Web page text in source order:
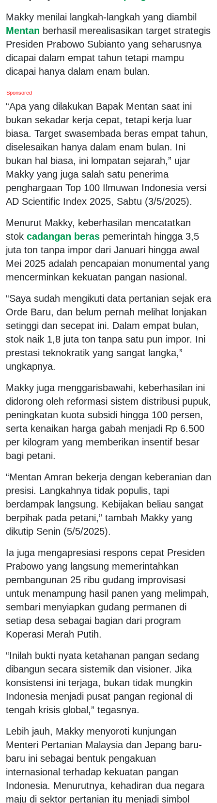
Makky menilai langkah-langkah yang diambil
Mentan berhasil merealisasikan target strategis
Presiden Prabowo Subianto yang seharusnya
dicapai dalam empat tahun tetapi mampu
dicapai hanya dalam enam bulan.
Sponsored
“Apa yang dilakukan Bapak Mentan saat ini
bukan sekadar kerja cepat, tetapi kerja luar
biasa. Target swasembada beras empat tahun,
diselesaikan hanya dalam enam bulan. Ini
bukan hal biasa, ini lompatan sejarah,” ujar
Makky yang juga salah satu penerima
penghargaan Top 100 Ilmuwan Indonesia versi
AD Scientific Index 2025, Sabtu (3/5/2025).
Menurut Makky, keberhasilan mencatatkan
stok cadangan beras pemerintah hingga 3,5
juta ton tanpa impor dari Januari hingga awal
Mei 2025 adalah pencapaian monumental yang
mencerminkan kekuatan pangan nasional.
“Saya sudah mengikuti data pertanian sejak era
Orde Baru, dan belum pernah melihat lonjakan
setinggi dan secepat ini. Dalam empat bulan,
stok naik 1,8 juta ton tanpa satu pun impor. Ini
prestasi teknokratik yang sangat langka,”
ungkapnya.
Makky juga menggarisbawahi, keberhasilan ini
didorong oleh reformasi sistem distribusi pupuk,
peningkatan kuota subsidi hingga 100 persen,
serta kenaikan harga gabah menjadi Rp 6.500
per kilogram yang memberikan insentif besar
bagi petani.
“Mentan Amran bekerja dengan keberanian dan
presisi. Langkahnya tidak populis, tapi
berdampak langsung. Kebijakan beliau sangat
berpihak pada petani,” tambah Makky yang
dikutip Senin (5/5/2025).
Ia juga mengapresiasi respons cepat Presiden
Prabowo yang langsung memerintahkan
pembangunan 25 ribu gudang improvisasi
untuk menampung hasil panen yang melimpah,
sembari menyiapkan gudang permanen di
setiap desa sebagai bagian dari program
Koperasi Merah Putih.
“Inilah bukti nyata ketahanan pangan sedang
dibangun secara sistemik dan visioner. Jika
konsistensi ini terjaga, bukan tidak mungkin
Indonesia menjadi pusat pangan regional di
tengah krisis global,” tegasnya.
Lebih jauh, Makky menyoroti kunjungan
Menteri Pertanian Malaysia dan Jepang baru-
baru ini sebagai bentuk pengakuan
internasional terhadap kekuatan pangan
Indonesia. Menurutnya, kehadiran dua negara
maju di sektor pertanian itu menjadi simbol